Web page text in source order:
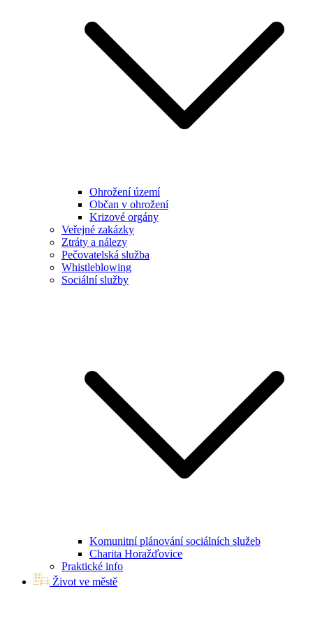
Ohrožení území
Občan v ohrožení
Krizové orgány
Veřejné zakázky
Ztráty a nálezy
Pečovatelská služba
Whistleblowing
Sociální služby
Komunitní plánování sociálních služeb
Charita Horažďovice
Praktické info
Život ve městě